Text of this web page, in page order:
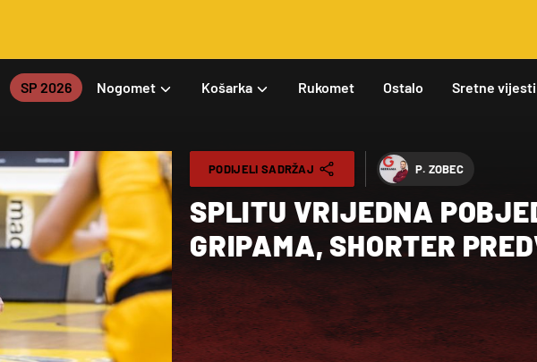
SP 2026 Nogomet Košarka Rukomet Ostalo Sretne vijesti
PODIJELI SADRŽAJ P. ZOBEC
SPLITU VRIJEDNA
GRIPAMA, SHORTER